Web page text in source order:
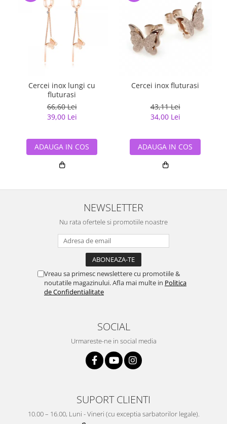
Cercei inox lungi cu
fluturasi
66,60 Lei
39,00 Lei
ADAUGA IN COS
Cercei inox fluturasi
43,11 Lei
34,00 Lei
ADAUGA IN COS
NEWSLETTER
Nu rata ofertele si promotiile noastre
Vreau sa primesc newslettere cu promotiile &
noutatile magazinului. Afla mai multe in Politica
de Confidentialitate
SOCIAL
Urmareste-ne in social media
SUPORT CLIENTI
10.00 – 16.00, Luni - Vineri (cu exceptia sarbatorilor legale).